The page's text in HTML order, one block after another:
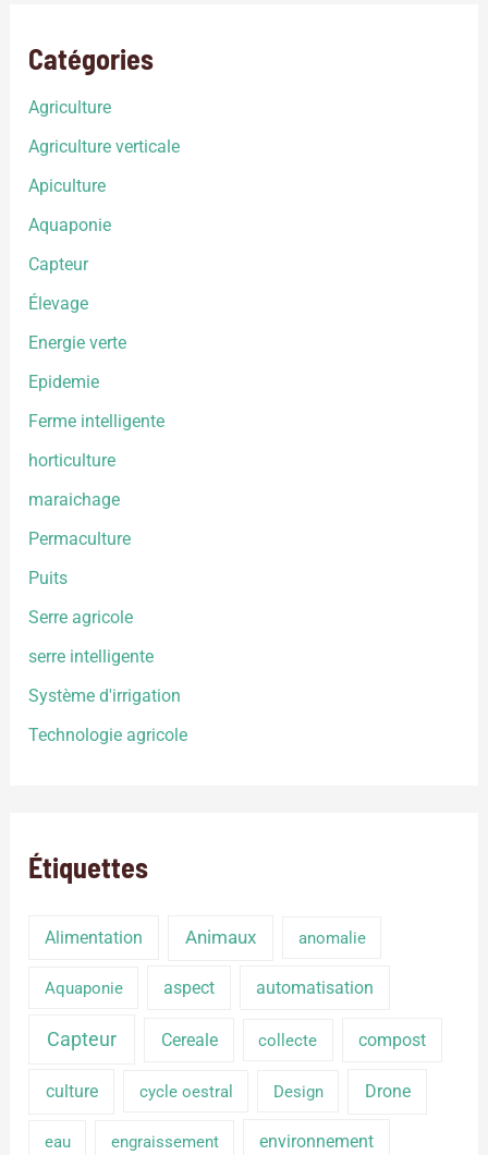
Catégories
Agriculture
Agriculture verticale
Apiculture
Aquaponie
Capteur
Élevage
Energie verte
Epidemie
Ferme intelligente
horticulture
maraichage
Permaculture
Puits
Serre agricole
serre intelligente
Système d'irrigation
Technologie agricole
Étiquettes
Alimentation Animaux anomalie
Aquaponie aspect automatisation
Capteur Cereale collecte compost
culture cycle oestral Design Drone
eau engraissement environnement